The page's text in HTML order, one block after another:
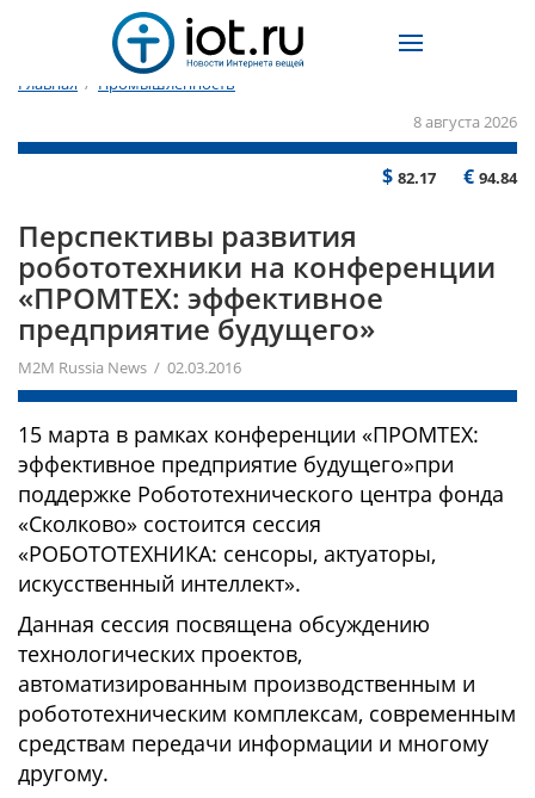
Главная / Промышленность
8 августа 2026
$ 82.17 € 94.84
Перспективы развития
робототехники на конференции
«ПРОМТЕХ: эффективное
предприятие будущего»
M2M Russia News / 02.03.2016
15 марта в рамках конференции «ПРОМТЕХ:
эффективное предприятие будущего»при
поддержке Робототехнического центра фонда
«Сколково» состоится сессия
«РОБОТОТЕХНИКА: сенсоры, актуаторы,
искусственный интеллект».
Данная сессия посвящена обсуждению
технологических проектов,
автоматизированным производственным и
робототехническим комплексам, современным
средствам передачи информации и многому
другому.